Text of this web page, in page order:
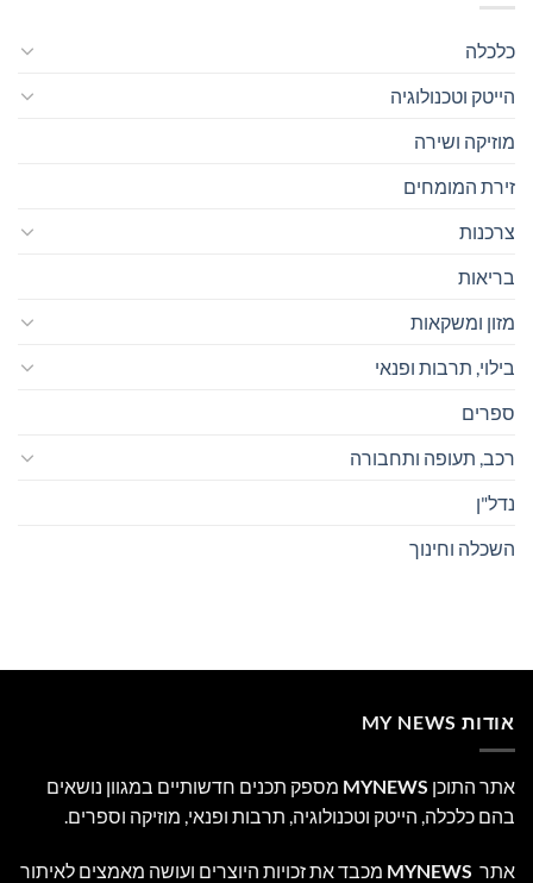
כלכלה
הייטק וטכנולוגיה
מוזיקה ושירה
זירת המומחים
צרכנות
בריאות
מזון ומשקאות
בילוי, תרבות ופנאי
ספרים
רכב, תעופה ותחבורה
נדל"ן
השכלה וחינוך
אודות MY NEWS
אתר התוכן MYNEWS מספק תכנים חדשותיים במגוון נושאים
בהם כלכלה, הייטק וטכנולוגיה, תרבות ופנאי, מוזיקה וספרים.
אתר MYNEWS מכבד את זכויות היוצרים ועושה מאמצים לאיתור